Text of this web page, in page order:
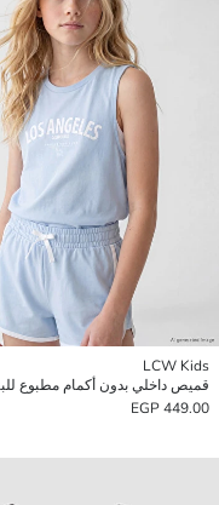
LCW Kids
449.00 EGP